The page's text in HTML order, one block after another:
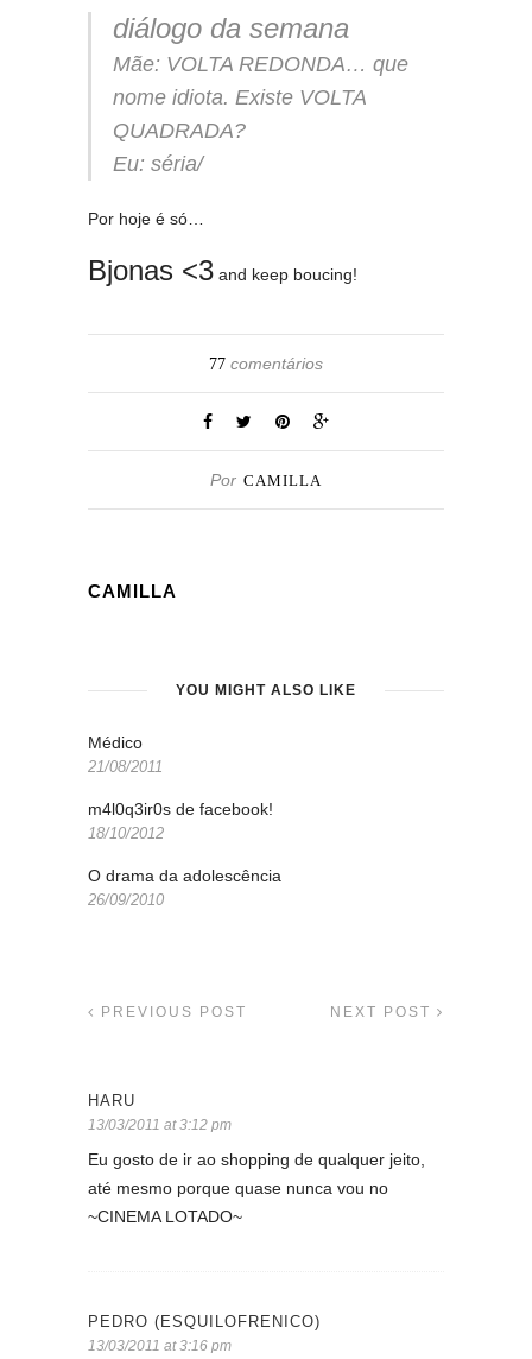
diálogo da semana
Mãe: VOLTA REDONDA… que
nome idiota. Existe VOLTA
QUADRADA?
Eu: séria/
Por hoje é só…
Bjonas <3 and keep boucing!
77 comentários
Por CAMILLA
CAMILLA
YOU MIGHT ALSO LIKE
Médico
21/08/2011
m4l0q3ir0s de facebook!
18/10/2012
O drama da adolescência
26/09/2010
PREVIOUS POST NEXT POST
HARU
13/03/2011 at 3:12 pm
Eu gosto de ir ao shopping de qualquer jeito,
até mesmo porque quase nunca vou no
~CINEMA LOTADO~
PEDRO (ESQUILOFRENICO)
13/03/2011 at 3:16 pm